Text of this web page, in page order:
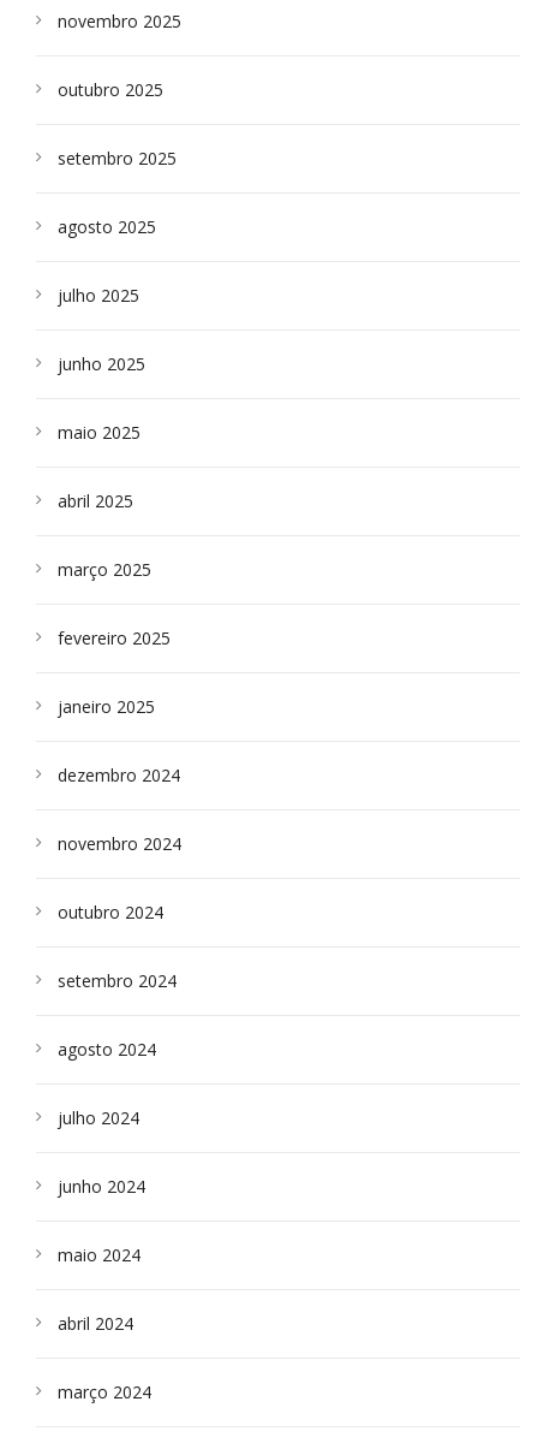
novembro 2025
outubro 2025
setembro 2025
agosto 2025
julho 2025
junho 2025
maio 2025
abril 2025
março 2025
fevereiro 2025
janeiro 2025
dezembro 2024
novembro 2024
outubro 2024
setembro 2024
agosto 2024
julho 2024
junho 2024
maio 2024
abril 2024
março 2024